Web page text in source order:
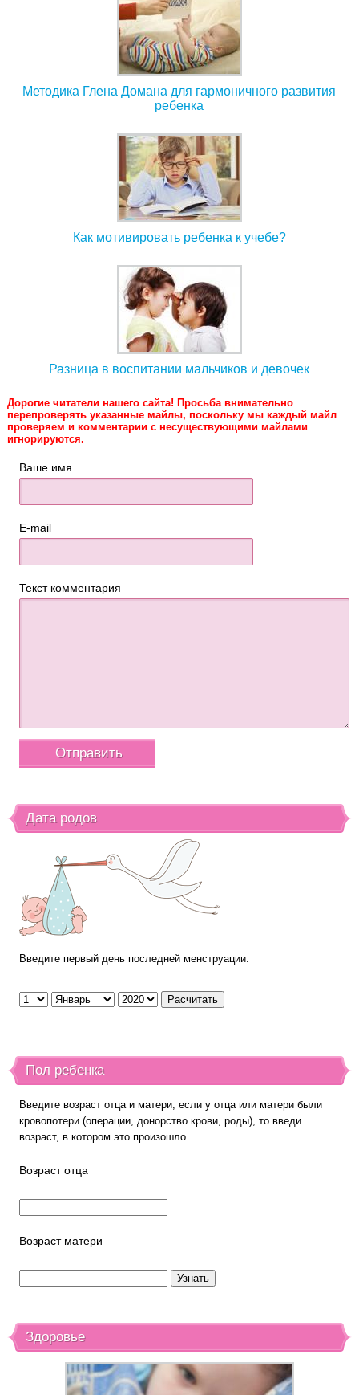
Методика Глена Домана для гармоничного развития
ребенка
Как мотивировать ребенка к учебе?
Разница в воспитании мальчиков и девочек
Дорогие читатели нашего сайта! Просьба внимательно
перепроверять указанные майлы, поскольку мы каждый майл
проверяем и комментарии с несуществующими майлами
игнорируются.
Ваше имя
E-mail
Текст комментария
Дата родов
Введите первый день последней менструации:
Пол ребенка
Введите возраст отца и матери, если у отца или матери были
кровопотери (операции, донорство крови, роды), то введи
возраст, в котором это произошло.
Возраст отца
Возраст матери
Здоровье